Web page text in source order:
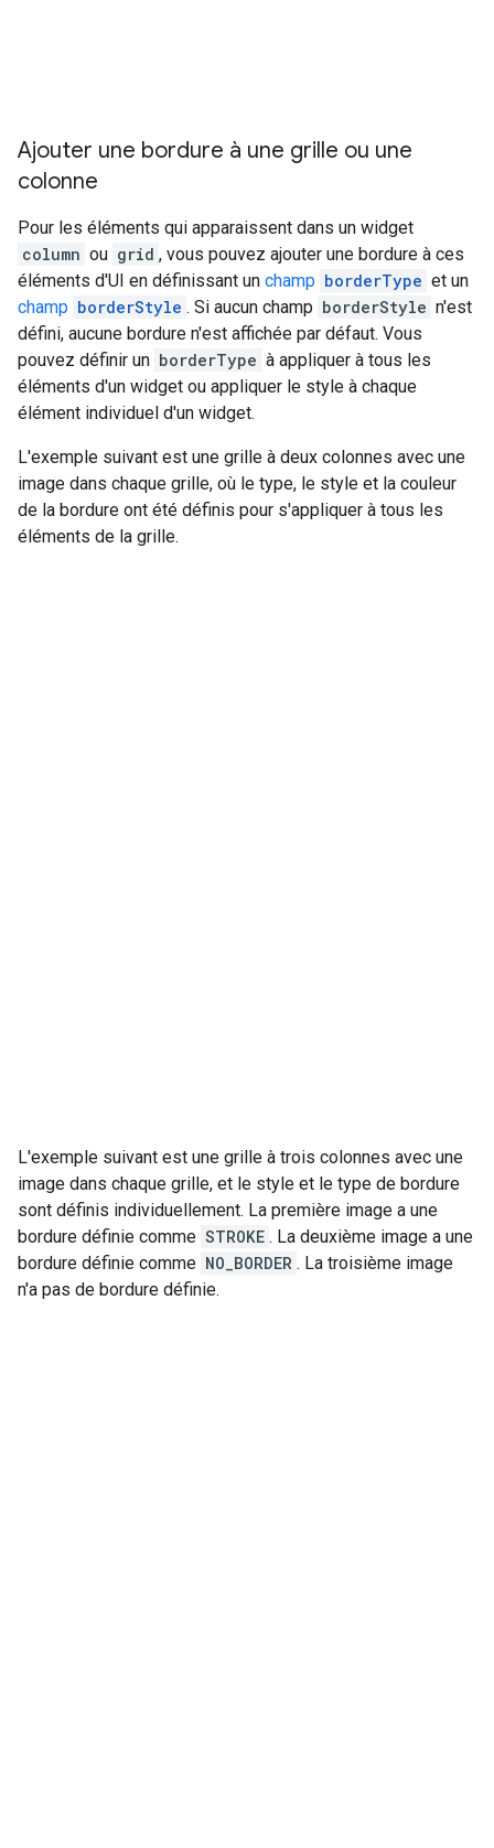
Ajouter une bordure à une grille ou une
colonne
Pour les éléments qui apparaissent dans un widget
column ou grid , vous pouvez ajouter une bordure à ces
éléments d'UI en définissant un champ borderType et un
champ borderStyle . Si aucun champ borderStyle n'est
défini, aucune bordure n'est affichée par défaut. Vous
pouvez définir un borderType à appliquer à tous les
éléments d'un widget ou appliquer le style à chaque
élément individuel d'un widget.
L'exemple suivant est une grille à deux colonnes avec une
image dans chaque grille, où le type, le style et la couleur
de la bordure ont été définis pour s'appliquer à tous les
éléments de la grille.
L'exemple suivant est une grille à trois colonnes avec une
image dans chaque grille, et le style et le type de bordure
sont définis individuellement. La première image a une
bordure définie comme STROKE . La deuxième image a une
bordure définie comme NO_BORDER . La troisième image
n'a pas de bordure définie.